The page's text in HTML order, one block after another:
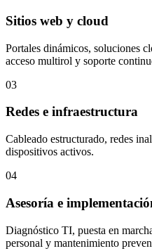
Sitios web y cloud
Portales dinámicos, soluciones
acceso multirol y soporte
03
Redes e infraestructura
Cableado estructurado, redes
dispositivos activos.
04
Asesoría e
Diagnóstico TI, puesta en
personal y mantenimiento